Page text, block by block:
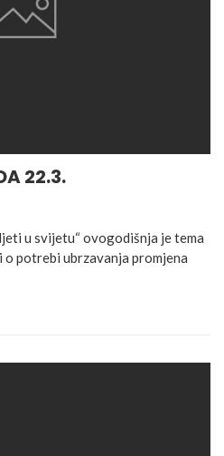
22.3.
u svijetu“ ovogodišnja je tema
o potrebi ubrzavanja promjena